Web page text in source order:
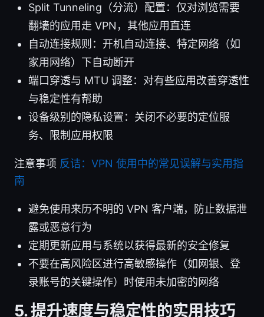
Split Tunneling（分流）配置：仅对浏览需要
翻墙的应用走 VPN，其他应用直连
自动连接规则：开机自动连接、特定网络（如
家用网络）下自动断开
端口穿透与 MTU 调整：对有些应用改善穿透性
与稳定性有帮助
设备级别的隐私设置：关闭不必要的定位服
务、限制应用权限
注意事项 反诘：VPN 使用中的常见误解与实用指
南
避免使用来历不明的 VPN 客户端，防止数据泄
露或恶意行为
定期更新应用与系统以获得最新的安全修复
不要在高风险区进行高敏感操作（如网银、登
录账号的关键操作）时使用未加密的网络
5. 提升速度与稳定性的实用技巧